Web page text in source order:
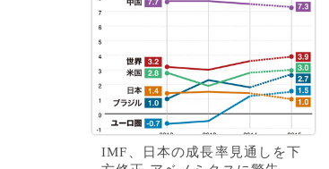
IMF、日本の成長率見通しを下